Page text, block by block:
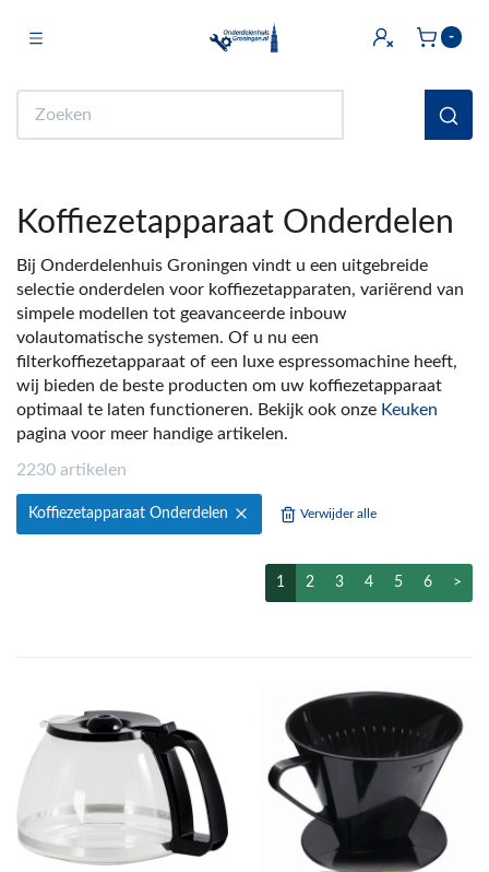
(Doe het zelf)
(Huishouden en Wonen)
(Sanitair)
(Keuken)
(Fiets)
(Auto)
Toggle navigation -
Koffiezetapparaat Onderdelen
Bij Onderdelenhuis Groningen vindt u een uitgebreide
selectie onderdelen voor koffiezetapparaten, variërend van
simpele modellen tot geavanceerde inbouw
volautomatische systemen. Of u nu een
filterkoffiezetapparaat of een luxe espressomachine heeft,
wij bieden de beste producten om uw koffiezetapparaat
optimaal te laten functioneren. Bekijk ook onze Keuken
pagina voor meer handige artikelen.
2230 artikelen
Koffiezetapparaat Onderdelen Verwijder alle
1 2 3 4 5 6 >